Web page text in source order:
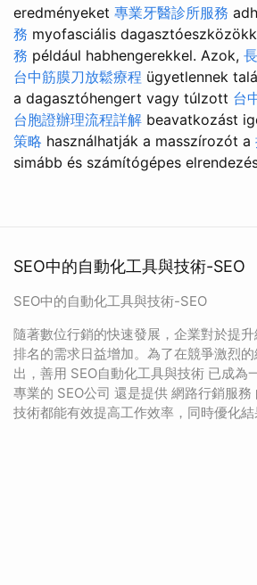
eredményeket 專業牙醫診所服務
務 myofasciális
務 például habhengerekkel. Azok,
台中筋膜刀放鬆療程 ügyetlennek
a dagasztóhengert vagy túlzott 台
台胞證辦理流程詳解 beavatkozást
策略 használhatják a masszírozót a
simább és számítógépes
SEO中的自動化工具與技術-SEO
SEO中的自動化工具與技術-SEO
隨著數位行銷的快速發展，企業對於提
排名的需求日益增加。為了在競爭激烈
出，善用 SEO自動化工具與技術 已成為
專業的 SEO公司 還是提供 網路行銷服
技術都能有效提高工作效率，同時優化結